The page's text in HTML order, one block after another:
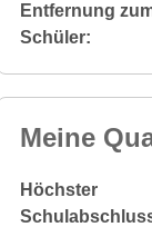
Entfernung
Schüler:
Meine
Höchster